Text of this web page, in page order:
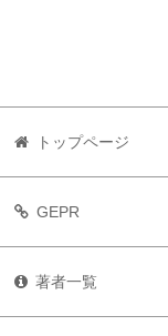
トップページ
GEPR
著者一覧